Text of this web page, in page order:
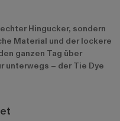
Hingucker, sondern
Material und der lockere
ganzen Tag über
unterwegs – der Tie Dye